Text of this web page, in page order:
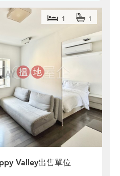
Valley出售單位
1 1